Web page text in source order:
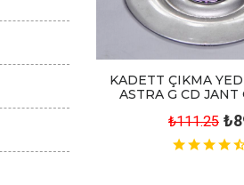
KADETT ÇIKMA
ASTRA G CD JANT
₺111.25